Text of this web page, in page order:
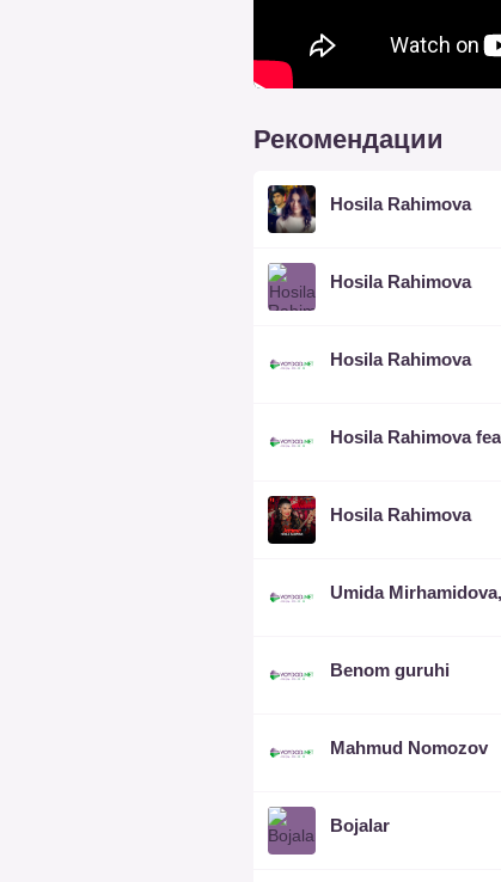
Рекомендации
Hosila Rahimova
Hosila Rahimova
Hosila Rahimova
Hosila Rahimova
Benom guruhi
Mahmud Nomozov
Bojalar